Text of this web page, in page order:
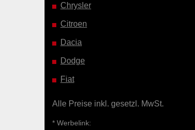
Chrysler
Citroen
Dacia
Dodge
Fiat
Alle Preise inkl. gesetzl. MwSt.
* Werbelink: